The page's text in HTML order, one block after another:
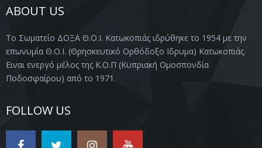
ABOUT US
Το Σωματείο ΔΟΞΑ Θ.Ο.Ι. Κατωκοπιάς ιδρύθηκε το 1954 με την
επωνυμία Θ.Ο.Ι. (Θρησκευτικό Ορθόδοξο Ιδρυμα) Κατωκοπιάς.
Ειναι ενεργό μέλος της Κ.Ο.Π (Κυπριακή Ομοσπονδία
Ποδοσφαίρου) από το 1971.
FOLLOW US